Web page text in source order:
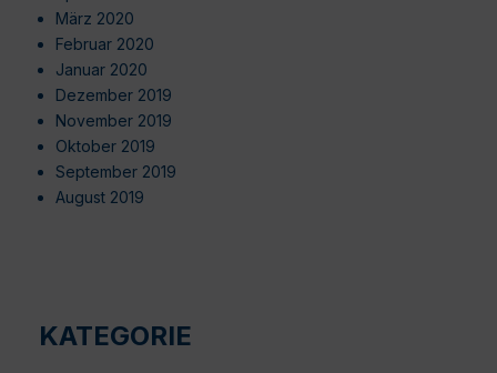
März 2020
Februar 2020
Januar 2020
Dezember 2019
November 2019
Oktober 2019
September 2019
August 2019
KATEGORIE